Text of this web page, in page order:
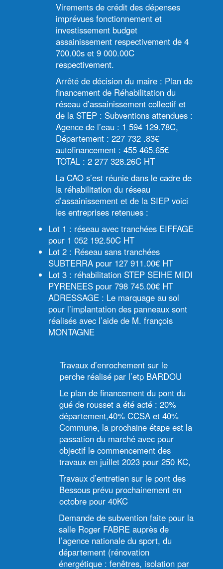
Virements de crédit des dépenses
imprévues fonctionnement et
investissement budget
assainissement respectivement de 4
700.00s et 9 000.00C
respectivement.
Arrêté de décision du maire : Plan de
financement de Réhabilitation du
réseau d’assainissement collectif et
de la STEP : Subventions attendues :
Agence de l’eau : 1 594 129.78C,
Département : 227 732 .83€
autofinancement : 455 465.65€
TOTAL : 2 277 328.26C HT
La CAO s’est réunie dans le cadre de
la réhabilitation du réseau
d’assainissement et de la SIEP voici
les entreprises retenues :
Lot 1 : réseau avec tranchées EIFFAGE
pour 1 052 192.50C HT
Lot 2 : Réseau sans tranchées
SUBTERRA pour 127 911.00€ HT
Lot 3 : réhabilitation STEP SEIHE MIDI
PYRENEES pour 798 745.00€ HT
ADRESSAGE : Le marquage au sol
pour l’implantation des panneaux sont
réalisés avec l’aide de M. françois
MONTAGNE
Travaux d’enrochement sur le
perche réalisé par l’etp BARDOU
Le plan de financement du pont du
gué de rousset a été acté : 20%
département,40% CCSA et 40%
Commune, la prochaine étape est la
passation du marché avec pour
objectif le commencement des
travaux en juillet 2023 pour 250 KC,
Travaux d’entretien sur le pont des
Bessous prévu prochainement en
octobre pour 40KC
Demande de subvention faite pour la
salle Roger FABRE auprès de
l’agence nationale du sport, du
département (rénovation
énergétique : fenêtres, isolation par